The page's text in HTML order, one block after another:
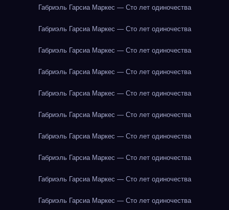
Габриэль Гарсиа Маркес — Сто лет одиночества
Габриэль Гарсиа Маркес — Сто лет одиночества
Габриэль Гарсиа Маркес — Сто лет одиночества
Габриэль Гарсиа Маркес — Сто лет одиночества
Габриэль Гарсиа Маркес — Сто лет одиночества
Габриэль Гарсиа Маркес — Сто лет одиночества
Габриэль Гарсиа Маркес — Сто лет одиночества
Габриэль Гарсиа Маркес — Сто лет одиночества
Габриэль Гарсиа Маркес — Сто лет одиночества
Габриэль Гарсиа Маркес — Сто лет одиночества